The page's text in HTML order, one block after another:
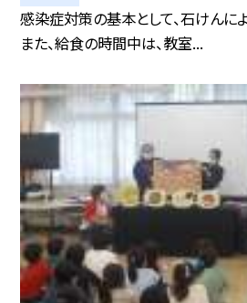
感染症対策の基本として、石けんに
また、給食の時間中は、教室...